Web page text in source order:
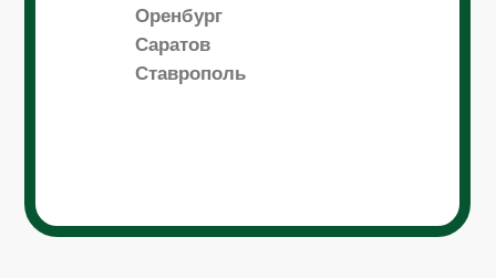
Оренбург
Саратов
Ставрополь